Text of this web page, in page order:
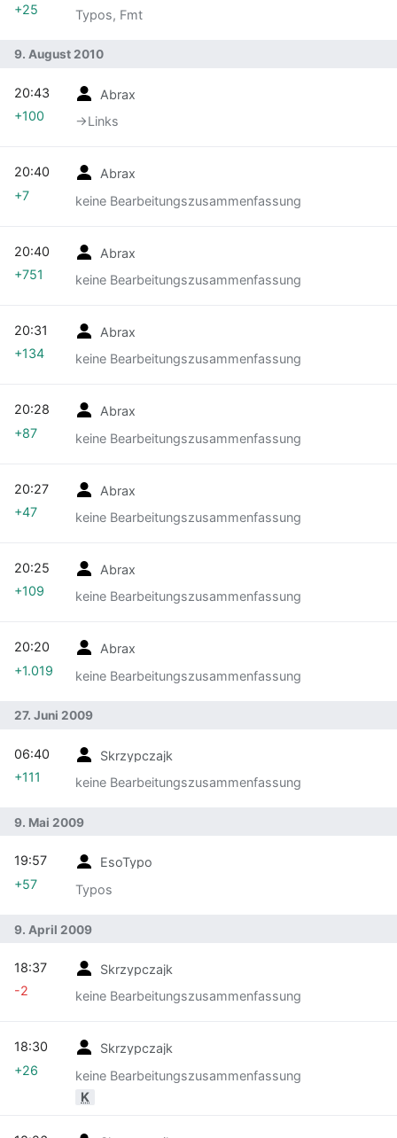
Typos, Fmt
+25
9. August 2010
Abrax
→‎Links
20:43
+100
Abrax
keine Bearbeitungszusammenfassung
20:40
+7
Abrax
keine Bearbeitungszusammenfassung
20:40
+751
Abrax
keine Bearbeitungszusammenfassung
20:31
+134
Abrax
keine Bearbeitungszusammenfassung
20:28
+87
Abrax
keine Bearbeitungszusammenfassung
20:27
+47
Abrax
keine Bearbeitungszusammenfassung
20:25
+109
Abrax
keine Bearbeitungszusammenfassung
20:20
+1.019
27. Juni 2009
Skrzypczajk
keine Bearbeitungszusammenfassung
06:40
+111
9. Mai 2009
EsoTypo
Typos
19:57
+57
9. April 2009
Skrzypczajk
keine Bearbeitungszusammenfassung
18:37
-2
Skrzypczajk
keine Bearbeitungszusammenfassung
K
18:30
+26